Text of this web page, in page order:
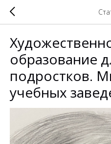
образование
подростков.
учебных